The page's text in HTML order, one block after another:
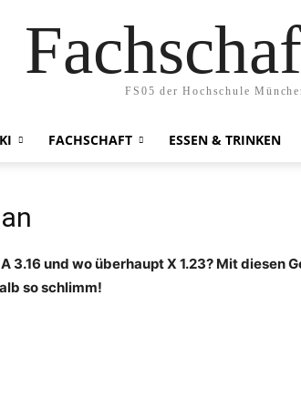
FS05 der Hochschule
FACHSCHAFT ESSEN & TRINKEN
3.16 und wo überhaupt X 1.23? Mit diesen
so schlimm!